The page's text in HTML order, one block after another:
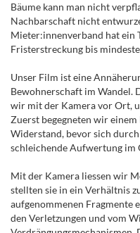
Bäume kann man nicht
Nachbarschaft nicht
Mieter:innenverband hat ein
Fristerstreckung bis
Unser Film ist eine
Bewohnerschaft im Wandel.
wir mit der Kamera vor Ort,
Zuerst begegneten wir
Widerstand, bevor sich
schleichende Aufwertung im
Mit der Kamera liessen wir
stellten sie in ein Verhältnis
aufgenommenen Fragmente
den Verletzungen und vom